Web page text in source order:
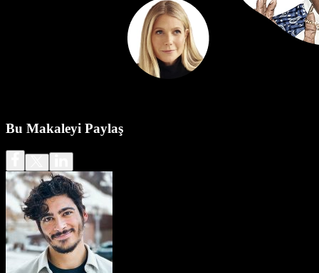
Bu Makaleyi Paylaş